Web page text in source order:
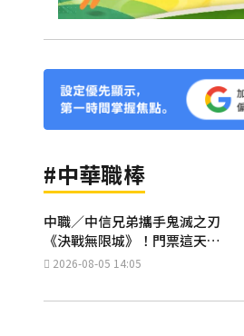
#中華職棒
中職／中信兄弟攜手鬼滅之刃
《決戰無限城》！門票這天開
搶2026-08-05 14:05